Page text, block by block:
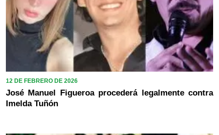
12 DE FEBRERO DE 2026
José Manuel Figueroa procederá legalmente contra
Imelda Tuñón